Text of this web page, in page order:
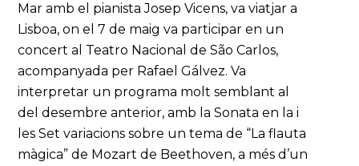
Mar amb el pianista Josep Vicens, va viatjar a
Lisboa, on el 7 de maig va participar en un
concert al Teatro Nacional de São Carlos,
acompanyada per Rafael Gálvez. Va
interpretar un programa molt semblant al
del desembre anterior, amb la Sonata en la i
les Set variacions sobre un tema de “La flauta
màgica” de Mozart de Beethoven, a més d’un